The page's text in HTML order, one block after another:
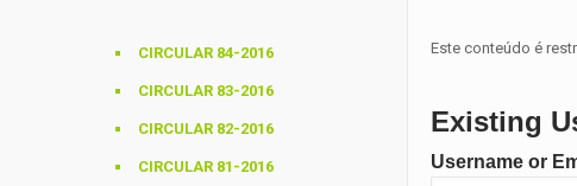
Este conteúdo é
Existing
Username or
CIRCULAR 84-2016
CIRCULAR 83-2016
CIRCULAR 82-2016
CIRCULAR 81-2016